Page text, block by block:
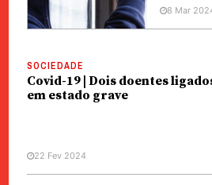
8 Mar
SOCIEDADE
Covid-19 | Dois doentes
em estado grave
22 Fev 2024